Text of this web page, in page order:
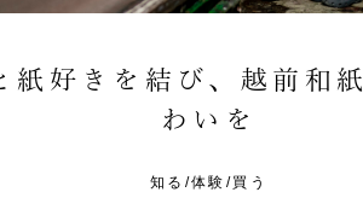
紙好きを結び、越前和
わいを
知る/体験/買う